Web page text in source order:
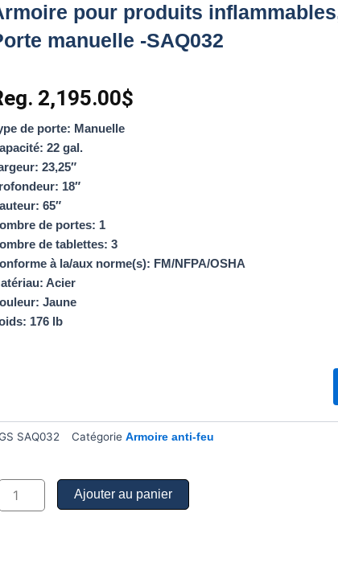
pour produits
manuelle -SAQ032
2,195.00$
de porte: Manuelle
22 gal.
23,25″
18″
65″
de portes: 1
de tablettes: 3
à la/aux norme(s): FM/NFPA/OSHA
Acier
Jaune
176 lb
SAQ032 Catégorie Armoire anti-feu
quantité
Ajouter au panier